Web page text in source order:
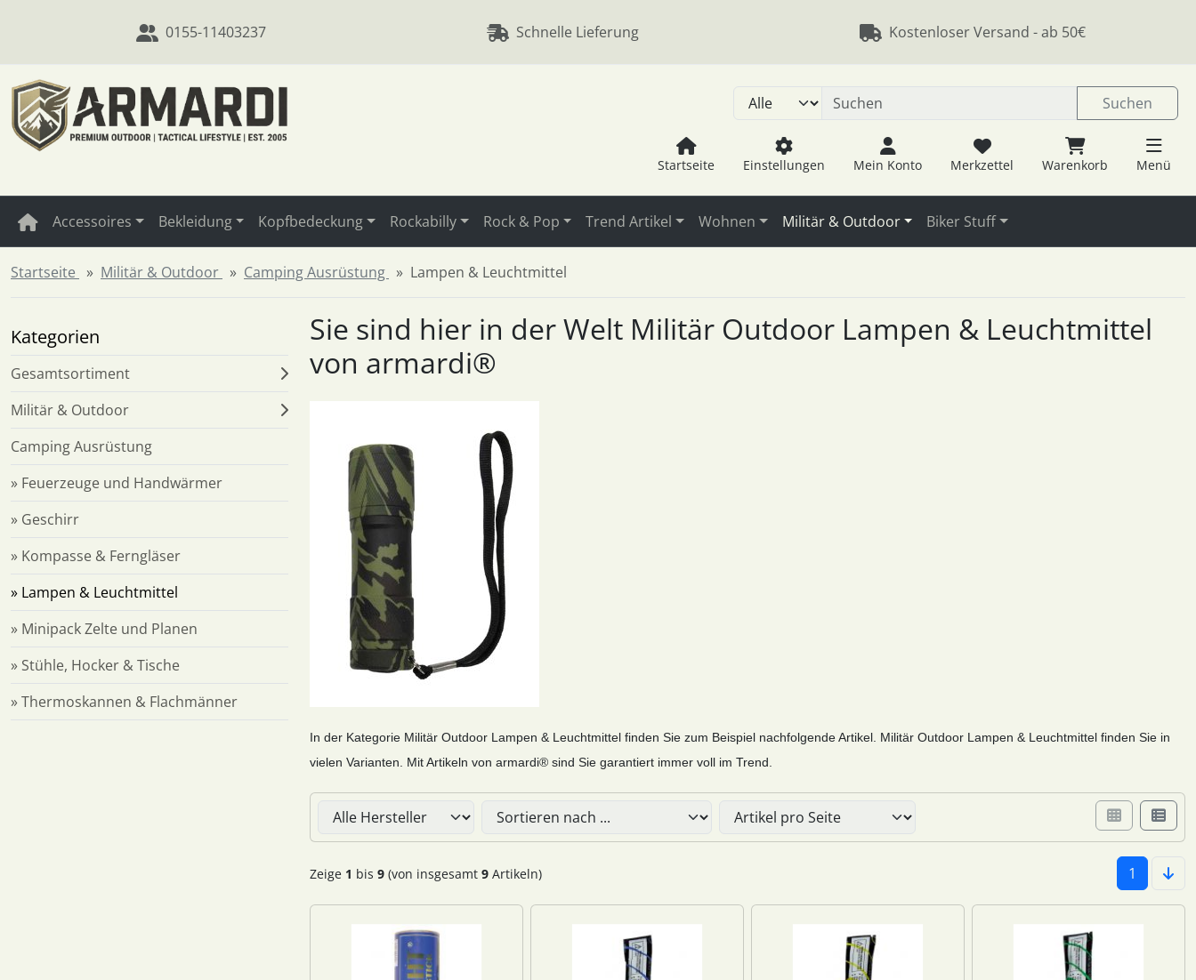
0155-11403237 Schnelle Lieferung Kostenloser Versand - ab 50€
Suchen
Startseite Einstellungen Mein Konto Merkzettel Warenkorb Menü
Accessoires Bekleidung Kopfbedeckung Rockabilly Rock & Pop Trend Artikel Wohnen Militär & Outdoor Biker Stuff
Startseite Militär & Outdoor Camping Ausrüstung Lampen & Leuchtmittel
Kategorien
Gesamtsortiment
Militär & Outdoor
Camping Ausrüstung
» Feuerzeuge und Handwärmer
» Geschirr
» Kompasse & Ferngläser
» Lampen & Leuchtmittel
» Minipack Zelte und Planen
» Stühle, Hocker & Tische
» Thermoskannen & Flachmänner
Sie sind hier in der Welt Militär Outdoor Lampen & Leuchtmittel
von armardi®
In der Kategorie Militär Outdoor Lampen & Leuchtmittel finden Sie zum Beispiel nachfolgende Artikel. Militär Outdoor Lampen & Leuchtmittel finden Sie in
vielen Varianten. Mit Artikeln von armardi® sind Sie garantiert immer voll im Trend.
Zeige 1 bis 9 (von insgesamt 9 Artikeln) 1